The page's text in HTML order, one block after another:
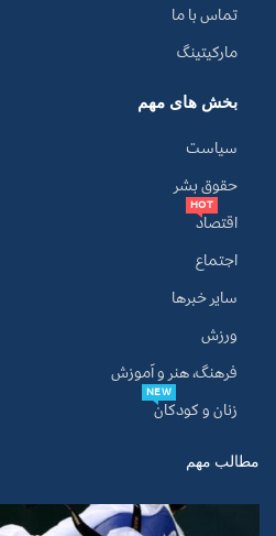
تماس با ما
مارکیتینگ
بخش های مهم
سیاست
حقوق بشر
اقتصاد
HOT
اجتماع
سایر خبرها
ورزش
فرهنگ، هنر و آموزش
زنان و کودکان
NEW
مطالب مهم